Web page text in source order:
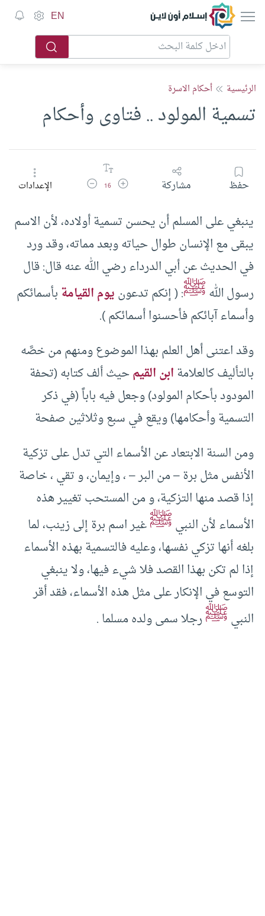
إسلام أون لاين EN
الرئيسية أحكام الاسرة
تسمية المولود .. فتاوى وأحكام
حفظ مشاركة زيادة حجم الخط
16 تقليل حجم الخطالإعدادات
ينبغي على المسلم أن يحسن تسمية أولاده، لأن الاسم
يبقى مع الإنسان طوال حياته وبعد مماته، وقد ورد
في الحديث عن أبي الدرداء رضي الله عنه قال: قال
رسول اللهﷺ: ( إنكم تدعونيوم القيامةبأسمائكم
وأسماء آبائكم فأحسنوا أسمائكم ).
وقد اعتنى أهل العلم بهذا الموضوع ومنهم من خصَّه
بالتأليف كالعلامةابن القيمحيث ألف كتابه (تحفة
المودود بأحكام المولود) وجعل فيه باباً (في ذكر
التسمية وأحكامها) ويقع في سبع وثلاثين صفحة
‏ومن السنة الابتعاد عن الأسماء التي تدل على تزكية
الأنفس مثل برة – من البر – ، وإيمان، و تقي ، خاصة
إذا قصد منها التزكية، و من المستحب تغيير هذه
الأسماء لأن النبيﷺغير اسم برة إلى زينب، لما
بلغه أنها تزكي نفسها، وعليه فالتسمية بهذه الأسماء
إذا لم تكن بهذا القصد فلا شيء فيها، ولا ينبغي
التوسع في الإنكار على مثل هذه الأسماء، فقد أقر
النبيﷺرجلا سمى ولده مسلما .